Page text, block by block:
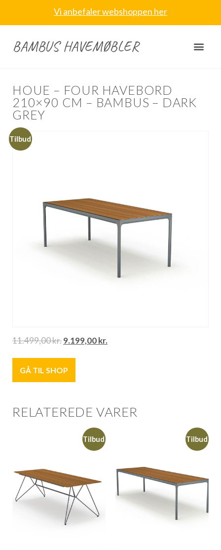
Vi anbefaler webshoppen her
BAMBUS HAVEMØBLER
HOUE – FOUR HAVEBORD
210×90 CM – BAMBUS – DARK
GREY
Tilbud
11.499,00kr.9.199,00kr.
GÅ TIL SHOP
RELATEREDE VARER
Tilbud Tilbud